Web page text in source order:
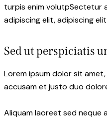
turpis enim volutpSectetur
adipiscing elit, adipiscing
Sed ut perspiciatis
Lorem ipsum dolor sit
accusam et justo duo
Aliquam laoreet sed neque